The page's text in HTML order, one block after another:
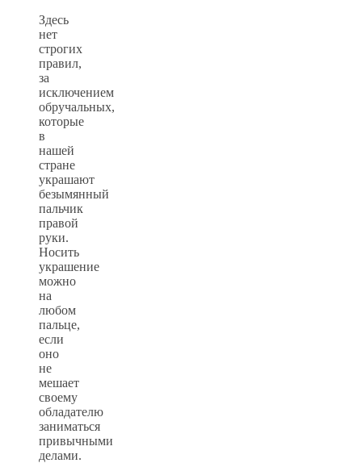
Здесь
нет
строгих
правил,
за
исключением
обручальных,
которые
в
нашей
стране
украшают
безымянный
пальчик
правой
руки.
Носить
украшение
можно
на
любом
пальце,
если
оно
не
мешает
своему
обладателю
заниматься
привычными
делами.